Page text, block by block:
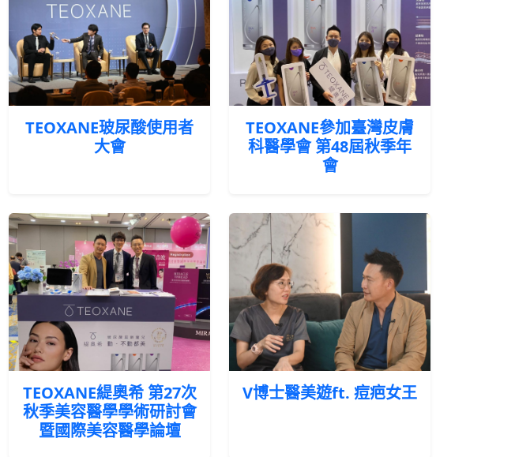
TEOXANE玻尿酸使用者
大會
TEOXANE參加臺灣皮膚
科醫學會 第48屆秋季年
會
TEOXANE緹奧希 第27次
秋季美容醫學學術研討會
暨國際美容醫學論壇
V博士醫美遊ft. 痘疤女王